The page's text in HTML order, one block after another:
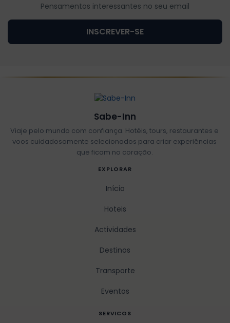
Pensamentos interessantes no seu email
INSCREVER-SE
Sabe-Inn
Viaje pelo mundo com confiança. Hotéis, tours, restaurantes e
voos cuidadosamente selecionados para criar experiências
que ficam no coração.
EXPLORAR
Início
Hoteis
Actividades
Destinos
Transporte
Eventos
SERVICOS